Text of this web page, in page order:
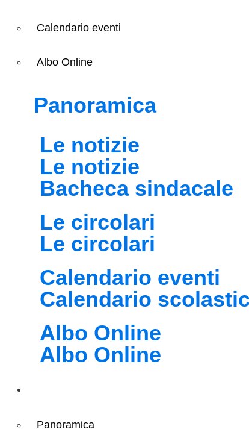
Calendario eventi
Albo Online
Panoramica
Le notizie
Le notizie
Bacheca sindacale
Le circolari
Le circolari
Calendario eventi
Calendario
Albo Online
Albo Online
Panoramica